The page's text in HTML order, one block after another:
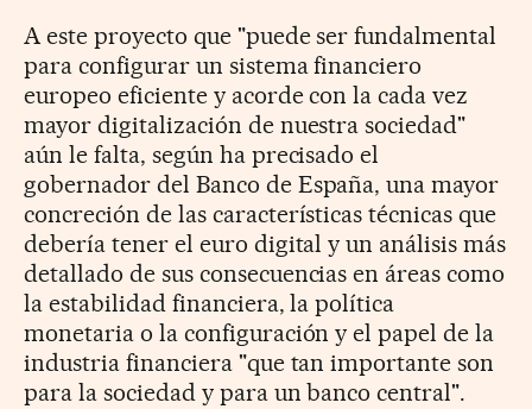
A este proyecto que "puede ser fundalmental
para configurar un sistema financiero
europeo eficiente y acorde con la cada vez
mayor digitalización de nuestra sociedad"
aún le falta, según ha precisado el
gobernador del Banco de España, una mayor
concreción de las características técnicas que
debería tener el euro digital y un análisis más
detallado de sus consecuencias en áreas como
la estabilidad financiera, la política
monetaria o la configuración y el papel de la
industria financiera "que tan importante son
para la sociedad y para un banco central".